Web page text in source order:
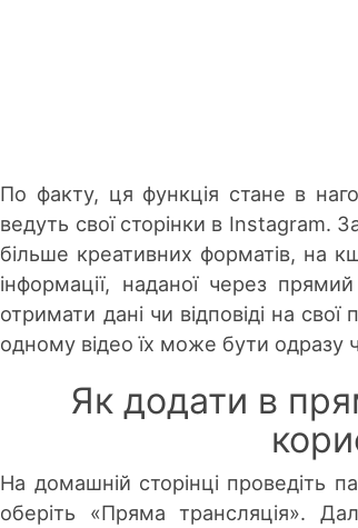
По факту, ця функція стане в
ведуть свої сторінки в Instagram.
більше креативних форматів, на
інформації, наданої через
отримати дані чи відповіді на
одному відео їх може бути одразу
Як додати в
На домашній сторінці
оберіть «Пряма трансляція».